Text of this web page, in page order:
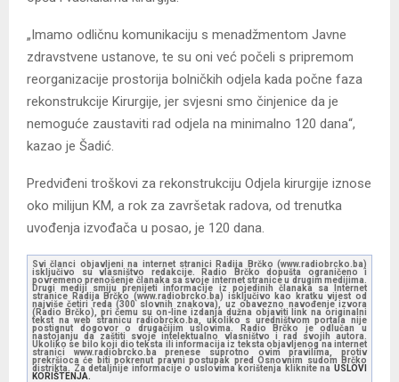
„Imamo odličnu komunikaciju s menadžmentom Javne
zdravstvene ustanove, te su oni već počeli s pripremom
reorganizacije prostorija bolničkih odjela kada počne faza
rekonstrukcije Kirurgije, jer svjesni smo činjenice da je
nemoguće zaustaviti rad odjela na minimalno 120 dana“,
kazao je Šadić.
Predviđeni troškovi za rekonstrukciju Odjela kirurgije iznose
oko milijun KM, a rok za završetak radova, od trenutka
uvođenja izvođača u posao, je 120 dana.
Svi članci objavljeni na internet stranici Radija Brčko (www.radiobrcko.ba)
isključivo su vlasništvo redakcije. Radio Brčko dopušta ograničeno i
povremeno prenošenje članaka sa svoje internet stranice u drugim medijima.
Drugi mediji smiju prenijeti informacije iz pojedinih članaka sa Internet
stranice Radija Brčko (www.radiobrcko.ba) isključivo kao kratku vijest od
najviše četiri reda (300 slovnih znakova), uz obavezno navođenje izvora
(Radio Brčko), pri čemu su on-line izdanja dužna objaviti link na originalni
tekst na web stranicu radiobrcko.ba, ukoliko s uredništvom portala nije
postignut dogovor o drugačijim uslovima. Radio Brčko je odlučan u
nastojanju da zaštiti svoje intelektualno vlasništvo i rad svojih autora.
Ukoliko se bilo koji dio teksta ili informacija iz teksta objavljenog na internet
stranici www.radiobrcko.ba prenese suprotno ovim pravilima, protiv
prekršioca će biti pokrenut pravni postupak pred Osnovnim sudom Brčko
distrikta. Za detaljnije informacije o uslovima korištenja kliknite na USLOVI
KORIŠTENJA.